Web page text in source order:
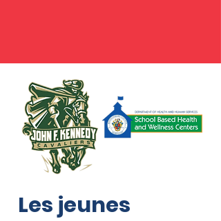
Les jeunes